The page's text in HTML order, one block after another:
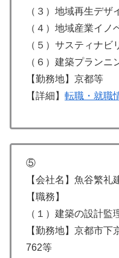
（３）地域再生デザ
（４）地域産業イ
（５）サスティナ
（６）建築プラン
【勤務地】京都等
【詳細】 転職・就職
⑤
【会社名】魚谷繁礼
【職務】
（１）建築の設計監
【勤務地】京都市
762等